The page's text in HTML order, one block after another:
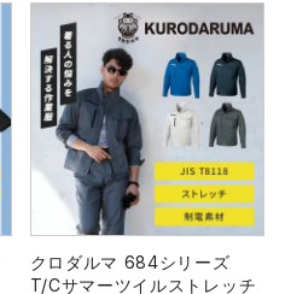
クロダルマ 684シリーズ
T/Cサマーツイルストレッチ